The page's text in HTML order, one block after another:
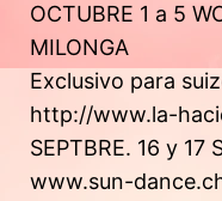
OCTUBRE 1 a 5
MILONGA
Exclusivo para
http://www.la-
SEPTBRE. 16 y 17
www.sun-